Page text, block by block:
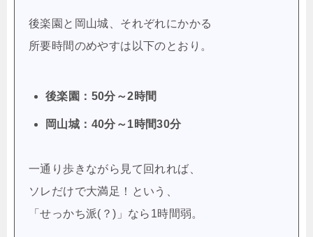
後楽園と岡山城、それぞれにかかる
所要時間のめやすは以下のとおり。
後楽園：50分～2時間
岡山城：40分～1時間30分
一通り歩きながら見て回れれば、
ソレだけで大満足！という、
「せっかち派(？)」なら1時間弱。